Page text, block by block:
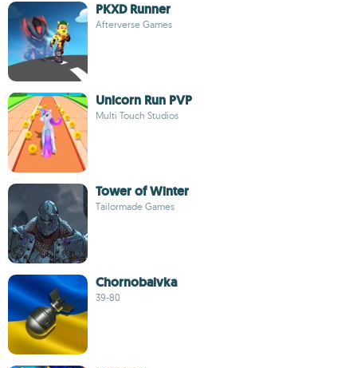
PKXD Runner
Afterverse Games
Unicorn Run PVP
Multi Touch Studios
Tower of Winter
Tailormade Games
Chornobaivka
39-80